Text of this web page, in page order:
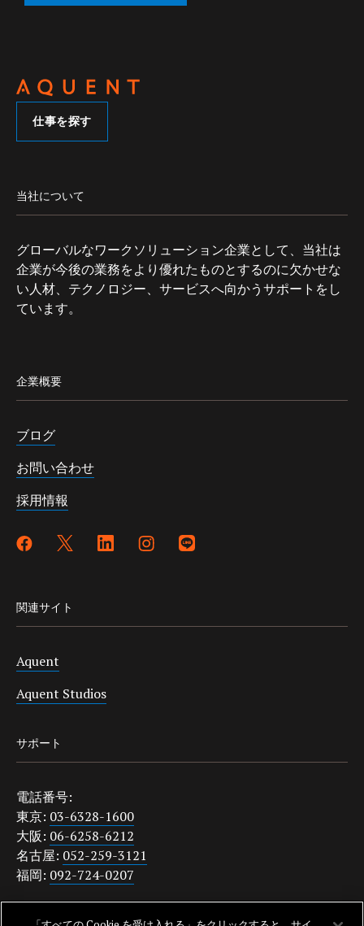
仕事を探す
当社について
グローバルなワークソリューション企業として、当社は
企業が今後の業務をより優れたものとするのに欠かせな
い人材、テクノロジー、サービスへ向かうサポートをし
ています。
企業概要
ブログ
お問い合わせ
採用情報
関連サイト
Aquent
Aquent Studios
サポート
電話番号:
東京: 03-6328-1600
大阪: 06-6258-6212
名古屋: 052-259-3121
福岡: 092-724-0207
japanquestions@aquent.com